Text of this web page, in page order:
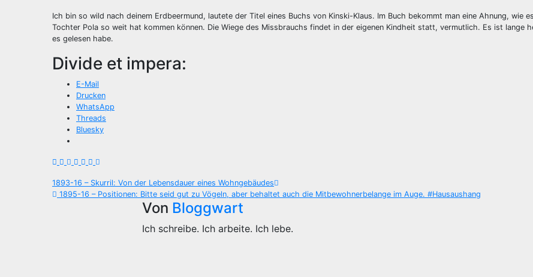
Ich bin so wild nach deinem Erdbeermund, lautete der Titel eines Buchs von Kinski-Klaus. Im Buch bekommt man eine Ahnung, wie
Tochter Pola so weit hat kommen können. Die Wiege des Missbrauchs findet in der eigenen Kindheit statt, vermutlich. Es ist lange
es gelesen habe.
Divide et impera:
E-Mail
Drucken
WhatsApp
Threads
Bluesky
Beitragsnavigation
1893-16 – Skurril: Von der Lebensdauer eines Wohngebäudes
1895-16 – Positionen: Bitte seid gut zu Vögeln, aber behaltet auch die Mitbewohnerbelange im Auge. #Hausaushang
Von Bloggwart
Ich schreibe. Ich arbeite. Ich lebe.